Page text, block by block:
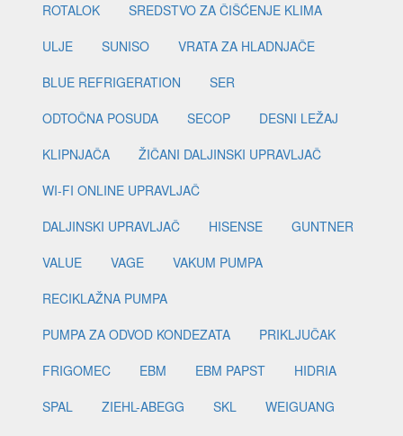
ROTALOK
SREDSTVO ZA ČIŠĆENJE KLIMA
ULJE
SUNISO
VRATA ZA HLADNJAČE
BLUE REFRIGERATION
SER
ODTOČNA POSUDA
SECOP
DESNI LEŽAJ
KLIPNJAČA
ŽIČANI DALJINSKI UPRAVLJAČ
WI-FI ONLINE UPRAVLJAČ
DALJINSKI UPRAVLJAČ
HISENSE
GUNTNER
VALUE
VAGE
VAKUM PUMPA
RECIKLAŽNA PUMPA
PUMPA ZA ODVOD KONDEZATA
PRIKLJUČAK
FRIGOMEC
EBM EBM PAPST
HIDRIA
SPAL
ZIEHL-ABEGG SKL
WEIGUANG